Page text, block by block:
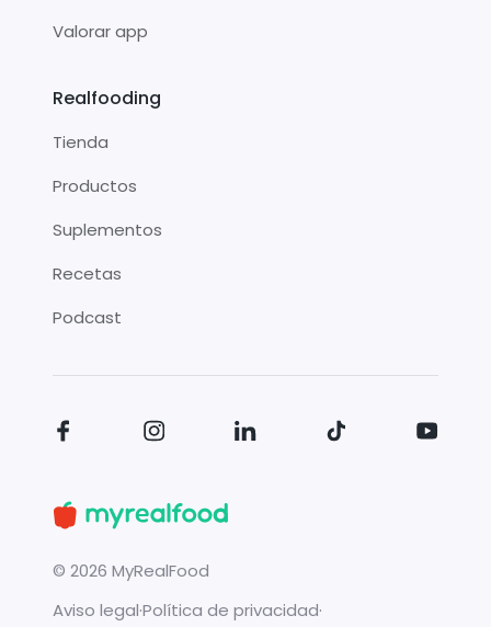
Valorar app
Realfooding
Tienda
Productos
Suplementos
Recetas
Podcast
© 2026 MyRealFood
Aviso legal·Política de privacidad·